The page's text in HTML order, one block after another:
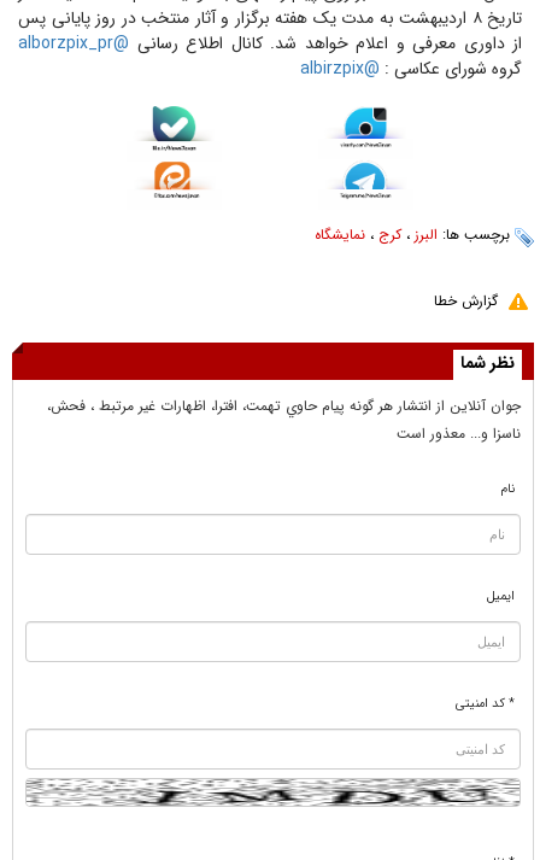
تاریخ ۸ اردیبهشت به مدت یک هفته برگزار و آثار منتخب در روز پایانی پس
از داوری معرفی و اعلام خواهد شد. کانال اطلاع رسانی @alborzpix_pr
گروه شورای عکاسی : @albirzpix
برچسب ها: البرز ،کرج ، نمایشگاه
گزارش خطا
نظر شما
جوان آنلاين از انتشار هر گونه پيام حاوي تهمت، افترا، اظهارات غير مرتبط ، فحش،
ناسزا و... معذور است
نام
ایمیل
* کد امنیتی